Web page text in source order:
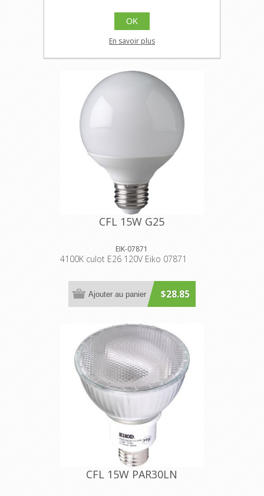
Ajouter au panier
CFL 15W G25
EIK-07871
4100K culot E26 120V Eiko 07871
$28.85
Ajouter au panier
CFL 15W PAR30LN
OK
En savoir plus